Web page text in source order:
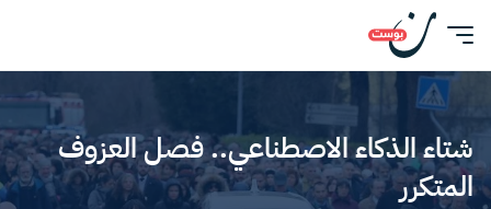
شتاء الذكاء الاصطناعي.. فصل العزوف
المتكرر